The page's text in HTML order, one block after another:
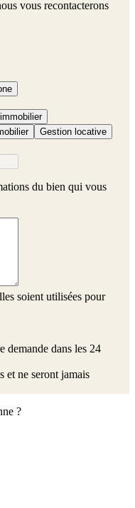
vous recontacterons
Gestion locative
du bien qui vous
soient utilisées pour
demande dans les 24
et ne seront jamais
?